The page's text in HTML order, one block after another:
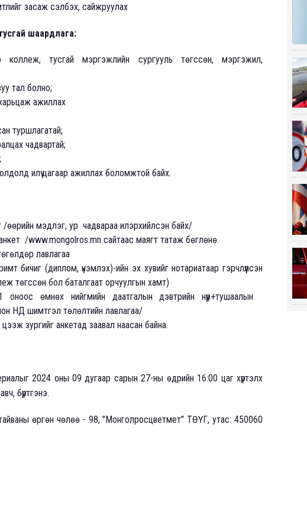
засаж сэлбэх, сайжруулах
шаардлага:
коллеж, тусгай мэргэжлийн сургууль төгссөн, мэргэжил,
тал болно;
ажиллах
туршлагатай;
чадвартай;
илүү цагаар ажиллах боломжтой байх.
/өөрийн мэдлэг, ур чадвараа илэрхийлсэн байх/
/www.mongolros.mn сайтаас маягт татаж бөглөнө.
лавлагаа
бичиг (диплом, үнэмлэх)-ийн эх хувийг нотариатаар гэрчлүүлсэн
төгссөн бол баталгаат орчуулгын хамт)
өмнөх нийгмийн даатгалын дэвтрийн нүүр+тушаалын
НД шимтгэл төлөлтийн лавлагаа/
зургийг анкетад заавал наасан байна.
2024 оны 09 дугаар сарын 27-ны өдрийн 16:00 цаг хүртэлх
бүртгэнэ.
өргөн чөлөө - 98, "Монголросцветмет" ТӨҮГ, утас: 450060